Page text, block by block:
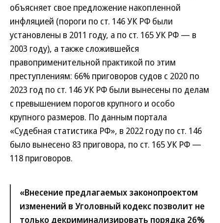
объясняет свое предложение накопленной
инфляцией (пороги по ст. 146 УК РФ были
установлены в 2011 году, а по ст. 165 УК РФ — в
2003 году), а также сложившейся
правоприменительной практикой по этим
преступлениям: 66% приговоров судов с 2020 по
2023 год по ст. 146 УК РФ были вынесены по делам
с превышением порогов крупного и особо
крупного размеров. По данным портала
«Судебная статистика РФ», в 2022 году по ст. 146
было вынесено 83 приговора, по ст. 165 УК РФ —
118 приговоров.
«Внесение предлагаемых законопроектом
изменений в Уголовный кодекс позволит не
только декриминализировать порядка 26%